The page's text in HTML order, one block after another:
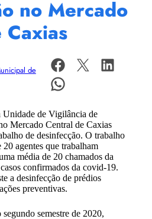
no Mercado
de
Unidade de Vigilância de
Mercado Central de Caxias
de desinfecção. O trabalho
agentes que trabalham
média de 20 chamados da
confirmados da covid-19.
a desinfecção de prédios
preventivas.
segundo semestre de 2020,